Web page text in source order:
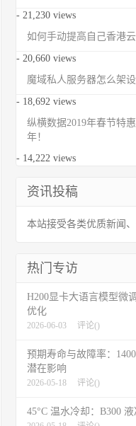
- 21,230 views
如何手动提高自己香港
- 20,660 views
魔域私人服务器怎么架设
- 18,692 views
纵横数据2019年春节特
年！
- 14,222 views
资讯投稿
本站接受各类优质新闻
热门专访
H200显卡大语言模型微
优化
2026-06-03 评论()
预期寿命与故障率：
潜在影响
2026-05-18 评论()
45°C 温水冷却：B300